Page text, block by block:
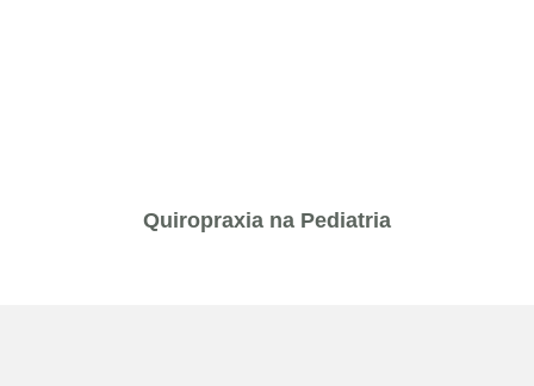
Quiropraxia na Pediatria